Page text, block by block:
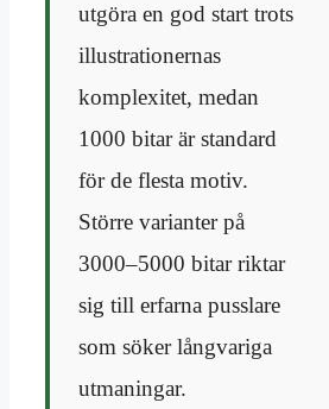
utgöra en god start trots
illustrationernas
komplexitet, medan
1000 bitar är standard
för de flesta motiv.
Större varianter på
3000–5000 bitar riktar
sig till erfarna pusslare
som söker långvariga
utmaningar.